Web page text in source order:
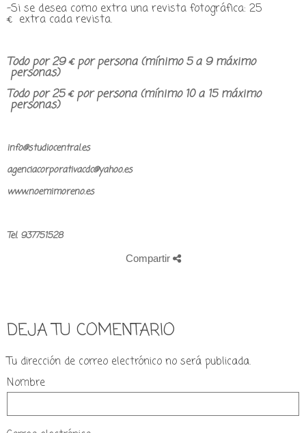
-Si se desea como extra una revista fotográfica: 25
€ extra cada revista.
Todo por 29 € por persona (mínimo 5 a 9 máximo
personas)
Todo por 25 € por persona (mínimo 10 a 15 máximo
personas)
info@studiocentral.es
agenciacorporativacdc@yahoo.es
www.noemimoreno.es
Tel. 937751528
Compartir
DEJA TU COMENTARIO
Tu dirección de correo electrónico no será publicada.
Nombre